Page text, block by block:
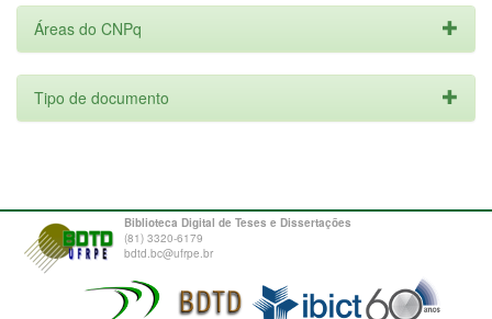
Áreas do CNPq
Tipo de documento
Biblioteca Digital de Teses e Dissertações
(81) 3320-6179
bdtd.bc@ufrpe.br